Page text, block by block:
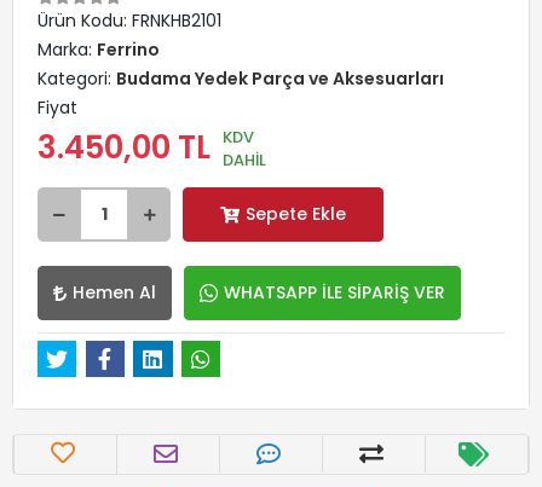
Ürün Kodu: FRNKHB2101
Marka: Ferrino
Kategori: Budama Yedek Parça ve Aksesuarları
Fiyat
3.450,00 TL KDV
DAHİL
Sepete Ekle
Hemen Al WHATSAPP İLE SİPARİŞ VER